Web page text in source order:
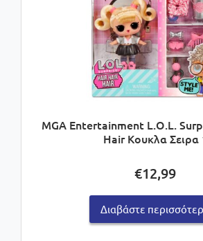
MGA Entertainment L.O.L.
Hair Κουκλα Σειρα
€12,99
Διαβάστε